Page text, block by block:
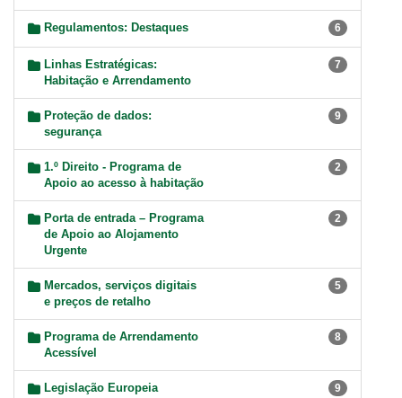
Regulamentos: Destaques 6
Linhas Estratégicas:
Habitação e Arrendamento
7
Proteção de dados:
segurança
9
1.º Direito - Programa de
Apoio ao acesso à habitação
2
Porta de entrada – Programa
de Apoio ao Alojamento
Urgente
2
Mercados, serviços digitais
e preços de retalho
5
Programa de Arrendamento
Acessível
8
Legislação Europeia 9